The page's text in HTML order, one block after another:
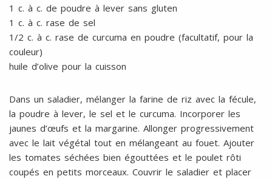
1 c. à c. de poudre à lever sans gluten
1 c. à c. rase de sel
1/2 c. à c. rase de curcuma en poudre (facultatif, pour la
couleur)
huile d’olive pour la cuisson
Dans un saladier, mélanger la farine de riz avec la fécule,
la poudre à lever, le sel et le curcuma. Incorporer les
jaunes d’œufs et la margarine. Allonger progressivement
avec le lait végétal tout en mélangeant au fouet. Ajouter
les tomates séchées bien égouttées et le poulet rôti
coupés en petits morceaux. Couvrir le saladier et placer